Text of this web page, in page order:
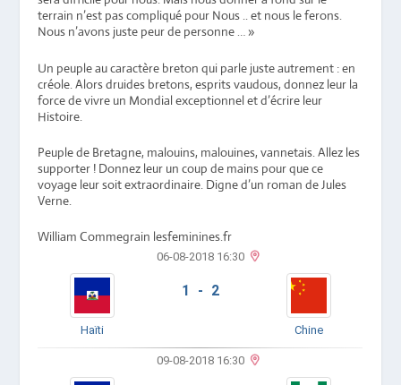
terrain n’est pas compliqué pour Nous .. et nous le ferons.
Nous n’avons juste peur de personne … »
Un peuple au caractère breton qui parle juste autrement : en
créole. Alors druides bretons, esprits vaudous, donnez leur la
force de vivre un Mondial exceptionnel et d’écrire leur
Histoire.
Peuple de Bretagne, malouins, malouines, vannetais. Allez les
supporter ! Donnez leur un coup de mains pour que ce
voyage leur soit extraordinaire. Digne d’un roman de Jules
Verne.
William Commegrain lesfeminines.fr
06-08-2018 16:30
Haïti
1 - 2
Chine
09-08-2018 16:30